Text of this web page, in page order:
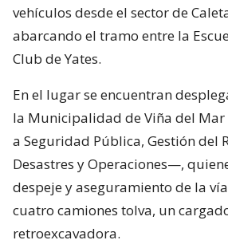
vehículos desde el sector de
abarcando el tramo entre la
Club de Yates.
En el lugar se encuentran
la Municipalidad de Viña del
a Seguridad Pública, Gestión del
Desastres y Operaciones—,
despeje y aseguramiento de la
cuatro camiones tolva, un
retroexcavadora.